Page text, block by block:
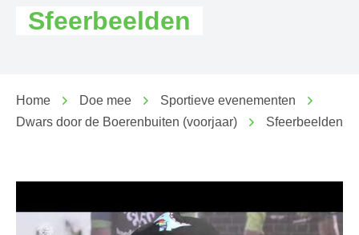
Sfeerbeelden
Home Doe mee
Sportieve evenementen
Dwars door de Boerenbuiten (voorjaar)
Sfeerbeelden